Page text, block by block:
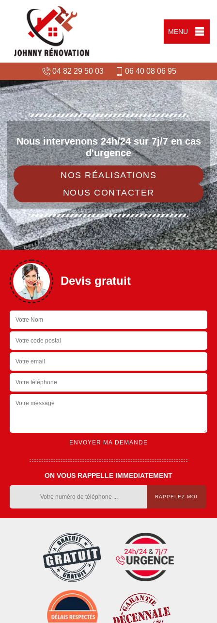
MENU
04 82 29 50 03 06 40 08 06 95
Nous intervenons 24h/24 sur 7j/7 en cas
d'urgence
NOS RÉALISATIONS
NOUS CONTACTER
Devis gratuit
ON VOUS RAPPELLE IMMEDIATEMENT